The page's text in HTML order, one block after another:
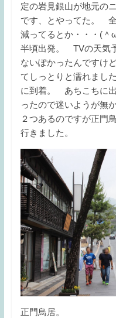
定の岩見銀山が地元の
です、とやってた。
減ってるとか・・・(
半頃出発。 TVの天気
ないぽかったんですけ
てしっとりと濡れまし
に到着。 あちこちに
ったので迷いようが無
２つあるのですが正門
行きました。
正門鳥居。